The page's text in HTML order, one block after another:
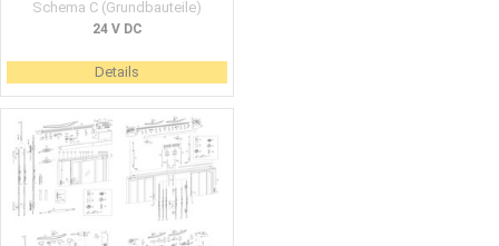
Schema C (Grundbauteile)
24 V DC
Details